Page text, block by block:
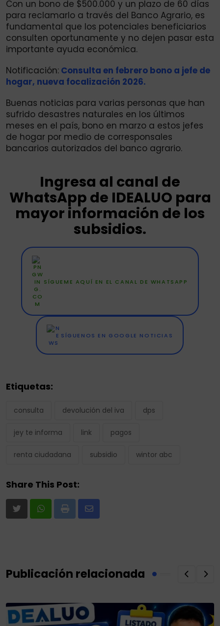
Con un bono de $500.000 y un plazo de 60 días
para reclamarlo a través del Banco Agrario, es
fundamental que los potenciales beneficiarios
consulten oportunamente y no dejen pasar esta
importante ayuda económica.
Notificación: Consulta en febrero bono a jefe de
hogar, nueva focalización 2026.
Buenas noticias para varias personas que han
sufrido desastres naturales en los últimos
meses en el país, bono en marzo a estos jefes
de hogar por medio de corresponsales
bancarios autorizados del banco agrario.
Ingresa al canal de
WhatsApp de IDEALUO para
mayor información de los
subsidios.
SÍGUEME AQUÍ EN EL CANAL DE WHATSAPP
SÍGUENOS EN GOOGLE NOTICIAS
Etiquetas:
consulta devolución del iva dps
jey te informa link pagos
renta ciudadana subsidio wintor abc
Share This Post:
Print
Share
Publicación relacionada